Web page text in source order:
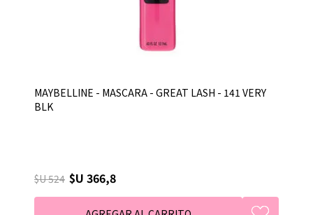
MAYBELLINE - MASCARA - GREAT LASH - 141 VERY
BLK
$U 524 $U 366,8